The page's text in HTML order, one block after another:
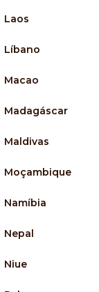
Laos
Líbano
Macao
Madagáscar
Maldivas
Moçambique
Namíbia
Nepal
Niue